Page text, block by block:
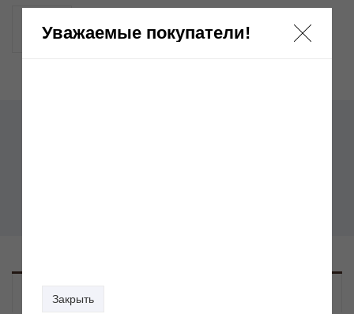
Уважаемые покупатели!
Закрыть
Описание